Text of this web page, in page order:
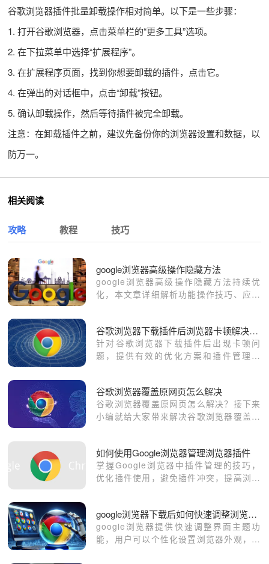
谷歌浏览器插件批量卸载操作相对简单。以下是一些步骤：
1. 打开谷歌浏览器，点击菜单栏的“更多工具”选项。
2. 在下拉菜单中选择“扩展程序”。
3. 在扩展程序页面，找到你想要卸载的插件，点击它。
4. 在弹出的对话框中，点击“卸载”按钮。
5. 确认卸载操作，然后等待插件被完全卸载。
注意：在卸载插件之前，建议先备份你的浏览器设置和数据，以
防万一。
相关阅读
攻略 教程 技巧
google浏览器高级操作隐藏方法
google浏览器高级操作隐藏方法持续优
化，本文章详细解析功能操作技巧、应用
谷歌浏览器下载插件后浏览器卡顿解决方法
针对谷歌浏览器下载插件后出现卡顿问
题，提供有效的优化方案和插件管理技
谷歌浏览器覆盖原网页怎么解决
谷歌浏览器覆盖原网页怎么解决？接下来
小编就给大家带来解决谷歌浏览器覆盖原
如何使用Google浏览器管理浏览器插件
掌握Google浏览器中插件管理的技巧，
优化插件使用，避免插件冲突，提高浏览
google浏览器下载后如何快速调整浏览器主题和界面
google浏览器提供快速调整界面主题功
能，用户可以个性化设置浏览器外观，提